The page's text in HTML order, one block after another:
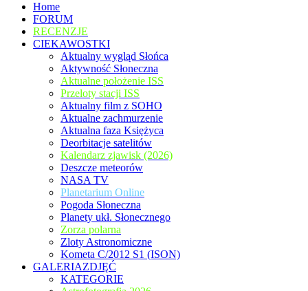
Home
FORUM
RECENZJE
CIEKAWOSTKI
Aktualny wygląd Słońca
Aktywność Słoneczna
Aktualne położenie ISS
Przeloty stacji ISS
Aktualny film z SOHO
Aktualne zachmurzenie
Aktualna faza Księżyca
Deorbitacje satelitów
Kalendarz zjawisk (2026)
Deszcze meteorów
NASA TV
Planetarium Online
Pogoda Słoneczna
Planety ukł. Słonecznego
Zorza polarna
Zloty Astronomiczne
Kometa C/2012 S1 (ISON)
GALERIAZDJĘĆ
KATEGORIE